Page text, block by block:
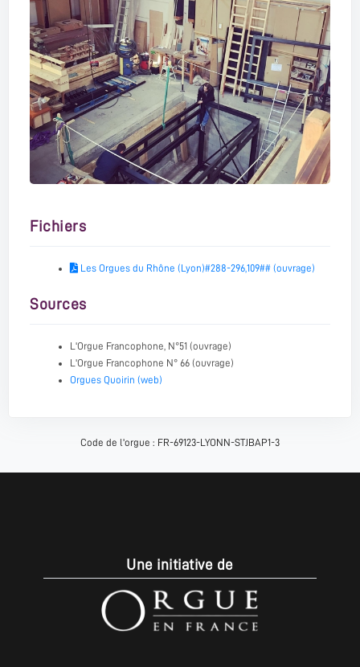
Fichiers
Les Orgues du Rhône (Lyon)#288-296,109## (ouvrage)
Sources
L'Orgue Francophone, N°51 (ouvrage)
L'Orgue Francophone N° 66 (ouvrage)
Orgues Quoirin (web)
Code de l'orgue : FR-69123-LYONN-STJBAP1-3
Une initiative de